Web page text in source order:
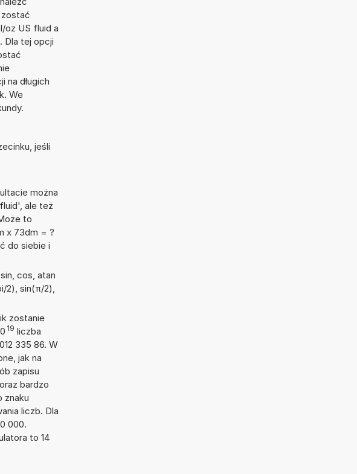
oz US fluid a
Dla tej opcji
na długich
We
jeśli
można
ale też
to
x 73dm = ?
do siebie i
cos, atan
2), sin(π/2),
zostanie
19 liczba
335 86. W
jak na
zapisu
bardzo
znaku
liczb. Dla
000.
to 14